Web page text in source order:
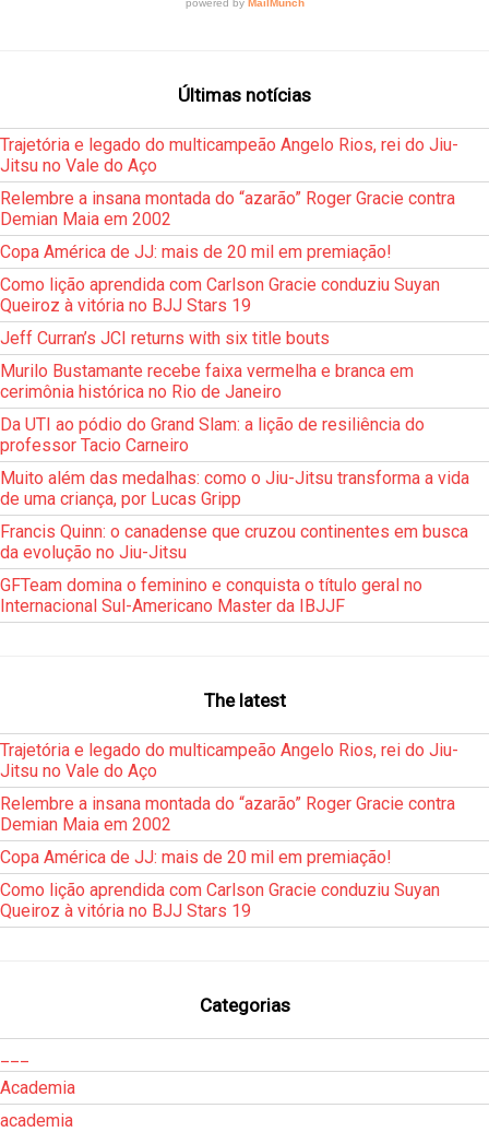
Últimas notícias
Trajetória e legado do multicampeão Angelo Rios, rei do Jiu-
Jitsu no Vale do Aço
Relembre a insana montada do “azarão” Roger Gracie contra
Demian Maia em 2002
Copa América de JJ: mais de 20 mil em premiação!
Como lição aprendida com Carlson Gracie conduziu Suyan
Queiroz à vitória no BJJ Stars 19
Jeff Curran’s JCI returns with six title bouts
Murilo Bustamante recebe faixa vermelha e branca em
cerimônia histórica no Rio de Janeiro
Da UTI ao pódio do Grand Slam: a lição de resiliência do
professor Tacio Carneiro
Muito além das medalhas: como o Jiu-Jitsu transforma a vida
de uma criança, por Lucas Gripp
Francis Quinn: o canadense que cruzou continentes em busca
da evolução no Jiu-Jitsu
GFTeam domina o feminino e conquista o título geral no
Internacional Sul-Americano Master da IBJJF
The latest
Trajetória e legado do multicampeão Angelo Rios, rei do Jiu-
Jitsu no Vale do Aço
Relembre a insana montada do “azarão” Roger Gracie contra
Demian Maia em 2002
Copa América de JJ: mais de 20 mil em premiação!
Como lição aprendida com Carlson Gracie conduziu Suyan
Queiroz à vitória no BJJ Stars 19
Categorias
Academia
academia